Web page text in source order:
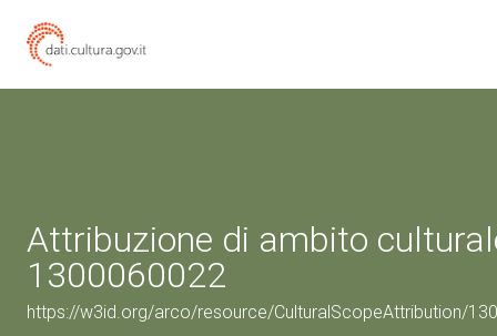
Attribuzione di ambito
1300060022
https://w3id.org/arco/resource/CulturalScopeAttribution/